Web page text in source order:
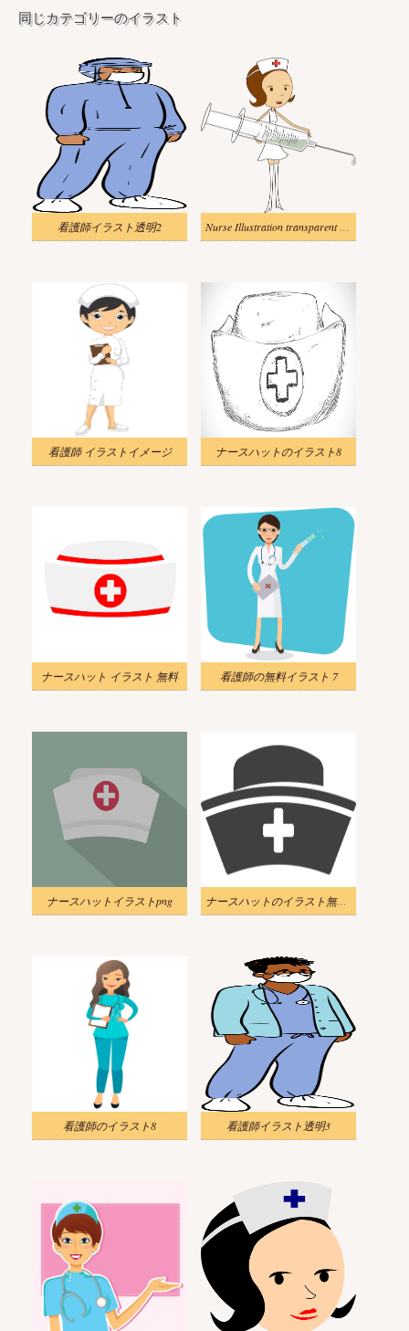
同じカテゴリーのイラスト
看護師イラスト透明2 Nurse Illustration transparent background 1
看護師 イラストイメージ ナースハットのイラスト8
ナースハット イラスト 無料 看護師の無料イラスト 7
ナースハットイラストpng ナースハットのイラスト無料画像
看護師のイラスト8 看護師イラスト透明3